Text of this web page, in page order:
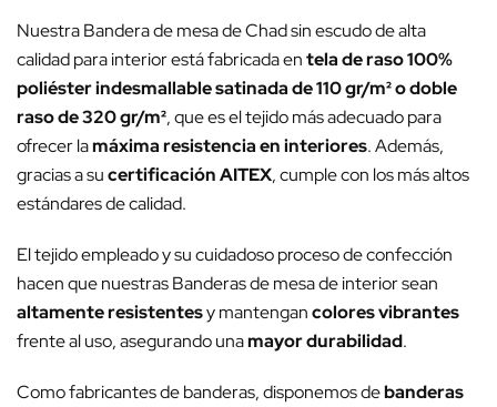
Nuestra Bandera de mesa de Chad sin escudo de alta
calidad para interior está fabricada entela de raso 100%
poliéster indesmallable satinada de 110 gr/m² o doble
raso de 320 gr/m², que es el tejido más adecuado para
ofrecer lamáxima resistencia en interiores. Además,
gracias a sucertificación AITEX, cumple con los más altos
estándares de calidad.
El tejido empleado y su cuidadoso proceso de confección
hacen que nuestras Banderas de mesa de interior sean
altamente resistentesy mantengancolores vibrantes
frente al uso, asegurando unamayor durabilidad.
Como fabricantes de banderas, disponemos debanderas